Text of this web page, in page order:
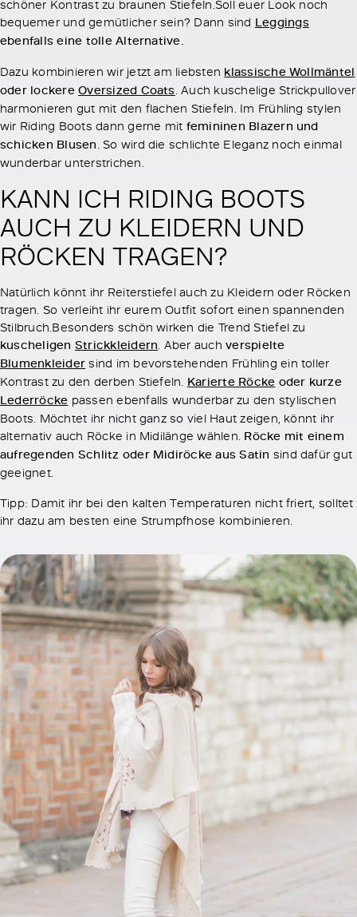
schöner Kontrast zu braunen Stiefeln.Soll euer Look noch
bequemer und gemütlicher sein? Dann sind Leggings
ebenfalls eine tolle Alternative.
Dazu kombinieren wir jetzt am liebsten klassische Wollmäntel
oder lockereOversized Coats. Auch kuschelige Strickpullover
harmonieren gut mit den flachen Stiefeln. Im Frühling stylen
wir Riding Boots dann gerne mit femininen Blazern und
schicken Blusen. So wird die schlichte Eleganz noch einmal
wunderbar unterstrichen.
KANN ICH RIDING BOOTS
AUCH ZU KLEIDERN UND
RÖCKEN TRAGEN?
Natürlich könnt ihr Reiterstiefel auch zu Kleidern oder Röcken
tragen. So verleiht ihr eurem Outfit sofort einen spannenden
Stilbruch.Besonders schön wirken die Trend Stiefel zu
kuscheligen Strickkleidern. Aber auchverspielte
Blumenkleider sind im bevorstehenden Frühling ein toller
Kontrast zu den derben Stiefeln. Karierte Röcke oder kurze
Lederröcke passen ebenfalls wunderbar zu den stylischen
Boots. Möchtet ihr nicht ganz so viel Haut zeigen, könnt ihr
alternativ auch Röcke in Midilänge wählen. Röcke mit einem
aufregenden Schlitz oder Midiröcke aus Satin sind dafür gut
geeignet.
Tipp: Damit ihr bei den kalten Temperaturen nicht friert, solltet
ihr dazu am besten eine Strumpfhose kombinieren.